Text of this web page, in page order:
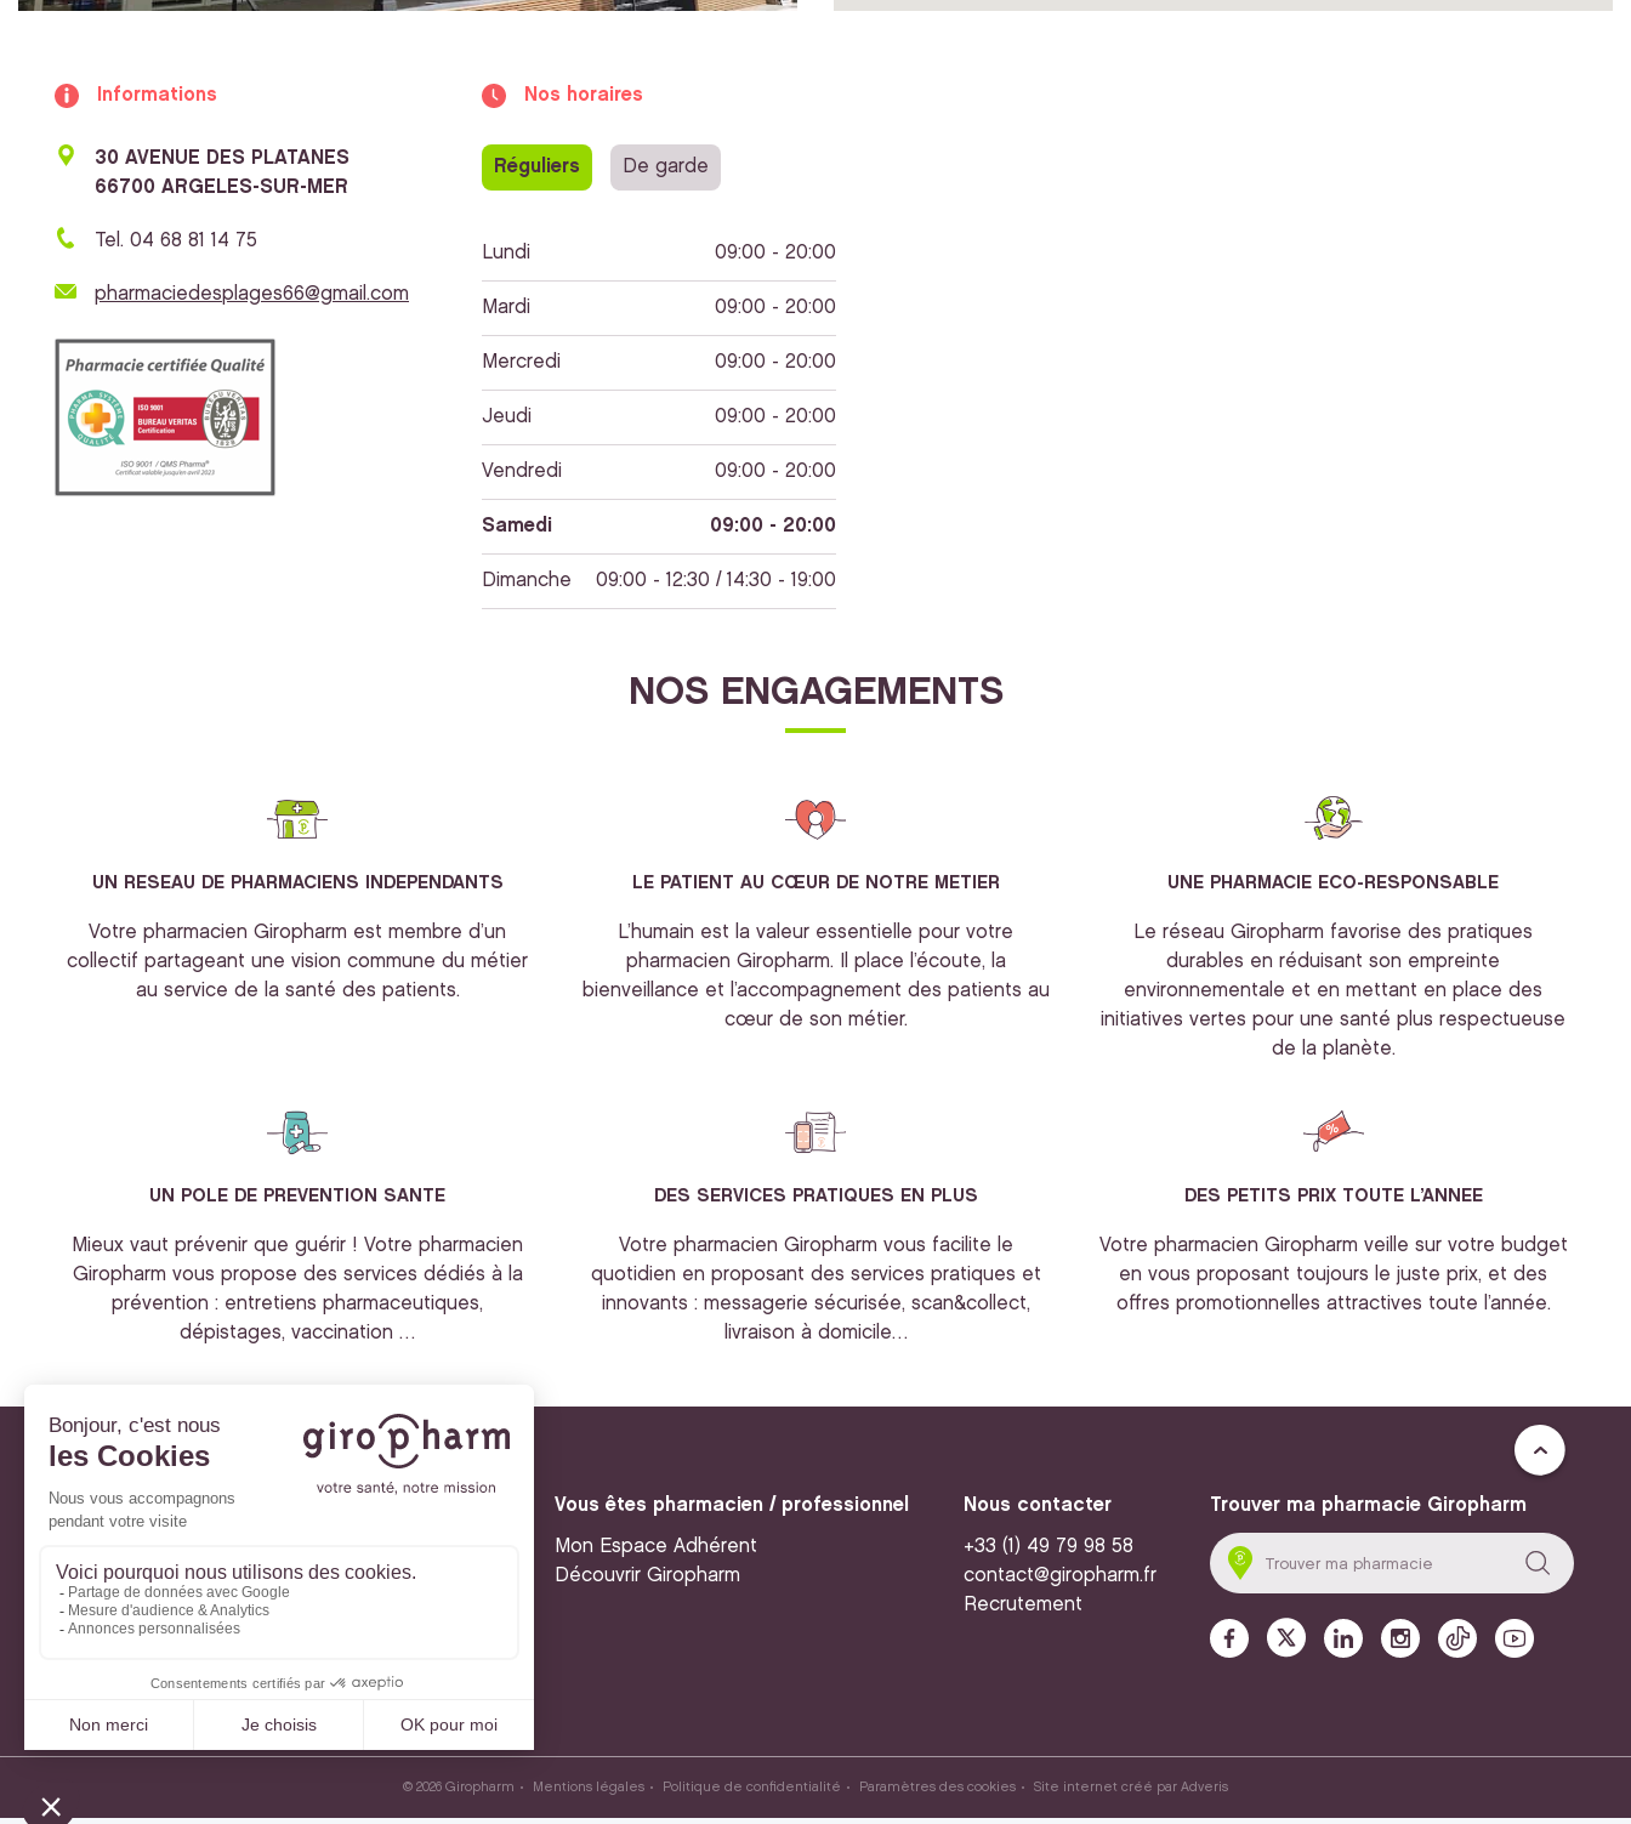
Informations
30 AVENUE DES PLATANES
66700 ARGELES-SUR-MER
Tel. 04 68 81 14 75
pharmaciedesplages66@gmail.com
Nos horaires
Réguliers De garde
Lundi 09:00 - 20:00
Mardi 09:00 - 20:00
Mercredi 09:00 - 20:00
Jeudi 09:00 - 20:00
Vendredi 09:00 - 20:00
Samedi 09:00 - 20:00
Dimanche 09:00 - 12:30 / 14:30 - 19:00
NOS ENGAGEMENTS
UN RESEAU DE PHARMACIENS INDEPENDANTS
Votre pharmacien Giropharm est membre d’un
collectif partageant une vision commune du métier
au service de la santé des patients.
LE PATIENT AU CŒUR DE NOTRE METIER
L’humain est la valeur essentielle pour votre
pharmacien Giropharm. Il place l’écoute, la
bienveillance et l’accompagnement des patients au
cœur de son métier.
UNE PHARMACIE ECO-RESPONSABLE
Le réseau Giropharm favorise des pratiques
durables en réduisant son empreinte
environnementale et en mettant en place des
initiatives vertes pour une santé plus respectueuse
de la planète.
UN POLE DE PREVENTION SANTE
Mieux vaut prévenir que guérir ! Votre pharmacien
Giropharm vous propose des services dédiés à la
prévention : entretiens pharmaceutiques,
dépistages, vaccination …
DES SERVICES PRATIQUES EN PLUS
Votre pharmacien Giropharm vous facilite le
quotidien en proposant des services pratiques et
innovants : messagerie sécurisée, scan&collect,
livraison à domicile…
DES PETITS PRIX TOUTE L’ANNEE
Votre pharmacien Giropharm veille sur votre budget
en vous proposant toujours le juste prix, et des
offres promotionnelles attractives toute l’année.
À votre service
Mon Espace Patient
Vous êtes pharmacien / professionnel
Mon Espace Adhérent
Découvrir Giropharm
Nous contacter
+33 (1) 49 79 98 58
contact@giropharm.fr
Recrutement
Trouver ma pharmacie Giropharm
© 2026 Giropharm Mentions légales Politique de confidentialité Paramètres des cookies Site internet créé par Adveris